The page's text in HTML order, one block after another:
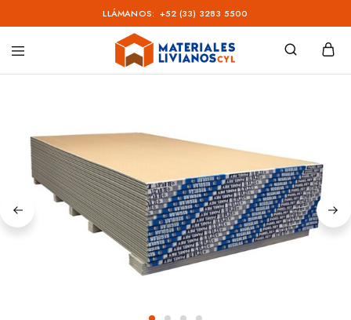
LLÁMANOS: +52 (33) 3283 5500
Materiales